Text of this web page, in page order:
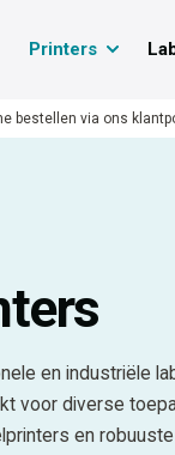
Printers
bestellen via ons
en industriële
voor diverse
en